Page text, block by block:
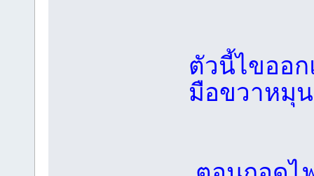
ตัวนี้ไขออ
มือขวาหมุ